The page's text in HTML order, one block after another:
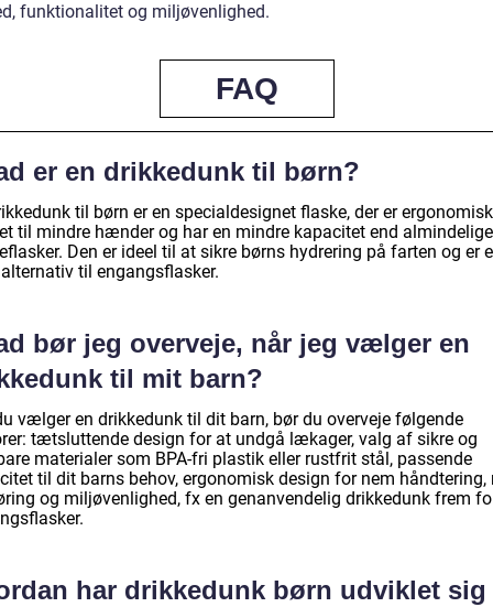
funktionalitet og miljøvenlighed.
FAQ
er en drikkedunk til børn?
til børn er en specialdesignet flaske, der er ergonomisk
til mindre hænder og har en mindre kapacitet end almindelige
Den er ideel til at sikre børns hydrering på farten og er
til engangsflasker.
bør jeg overveje, når jeg vælger en
til mit barn?
vælger en drikkedunk til dit barn, bør du overveje følgende
tætsluttende design for at undgå lækager, valg af sikre og
materialer som BPA-fri plastik eller rustfrit stål, passende
til dit barns behov, ergonomisk design for nem håndtering,
og miljøvenlighed, fx en genanvendelig drikkedunk frem
har drikkedunk børn udviklet sig